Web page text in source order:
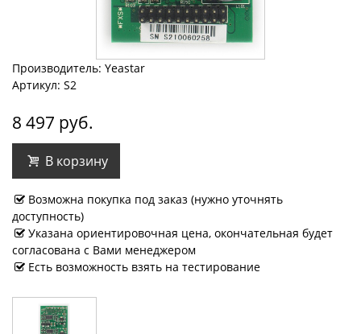
Производитель: Yeastar
Артикул: S2
8 497 руб.
В корзину
Возможна покупка под заказ (нужно уточнять
доступность)
Указана ориентировочная цена, окончательная будет
согласована с Вами менеджером
Есть возможность взять на тестирование